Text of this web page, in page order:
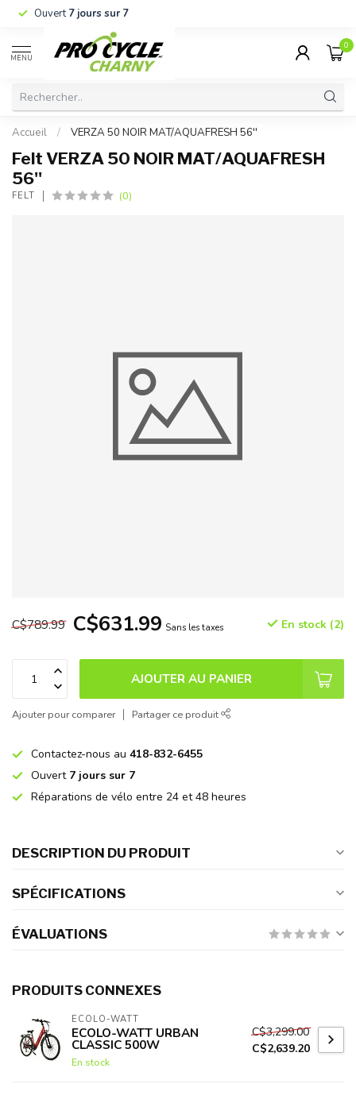
Ouvert7 jours sur 7
MENU
0
Accueil / VERZA 50 NOIR MAT/AQUAFRESH 56''
Felt VERZA 50 NOIR MAT/AQUAFRESH
56''
FELT (0)
C$789.99 C$631.99 Sans les taxes En stock (2)
AJOUTER AU PANIER
Ajouter pour comparer Partager ce produit
Contactez-nous au 418-832-6455
Ouvert 7 jours sur 7
Réparations de vélo entre 24 et 48 heures
DESCRIPTION DU PRODUIT
SPÉCIFICATIONS
ÉVALUATIONS
PRODUITS CONNEXES
ECOLO-WATT
ECOLO-WATT URBAN
CLASSIC 500W
En stock
C$3,299.00
C$2,639.20